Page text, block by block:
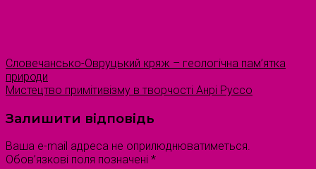
Словечансько-Овруцький кряж – геологічна пам’ятка
природи
Мистецтво примітивізму в творчості Анрі Руссо
Залишити відповідь
Ваша e-mail адреса не оприлюднюватиметься.
Обов’язкові поля позначені *